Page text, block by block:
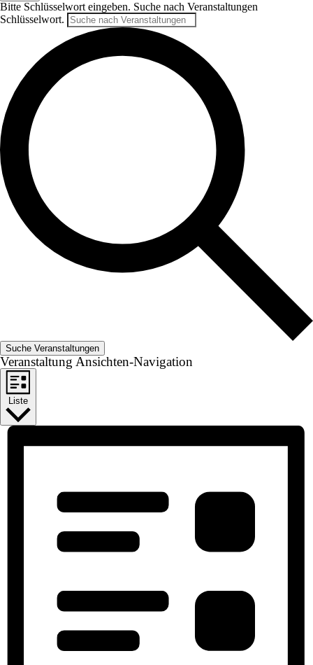
Bitte Schlüsselwort eingeben. Suche nach Veranstaltungen
Schlüsselwort.
Suche Veranstaltungen
Veranstaltung Ansichten-Navigation
Liste